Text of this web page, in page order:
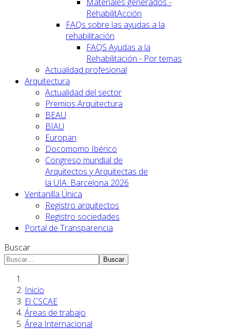
RehabilitAcción
FAQs sobre las ayudas a la
rehabilitación
FAQS Ayudas a la
Rehabilitación - Por temas
Actualidad profesional
Arquitectura
Actualidad del sector
Premios Arquitectura
BEAU
BIAU
Europan
Docomomo Ibérico
Congreso mundial de
Arquitectos y Arquitectas de
la UIA. Barcelona 2026
Ventanilla Única
Registro arquitectos
Registro sociedades
Portal de Transparencia
Buscar
Buscar
Inicio
El CSCAE
Áreas de trabajo
Área Internacional